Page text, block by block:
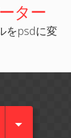
ター
をpsdに変